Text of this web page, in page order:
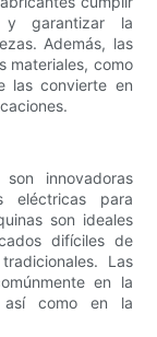
y garantizar la
Además, las
materiales, como
las convierte en
innovadoras
eléctricas para
son ideales
difíciles de
Las
en la
así como en la